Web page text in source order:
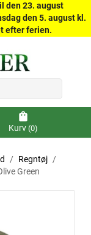
den 23. august
den 5. august kl.
efter ferien.
shopping_bag
Kurv (0)
Regntøj
Green